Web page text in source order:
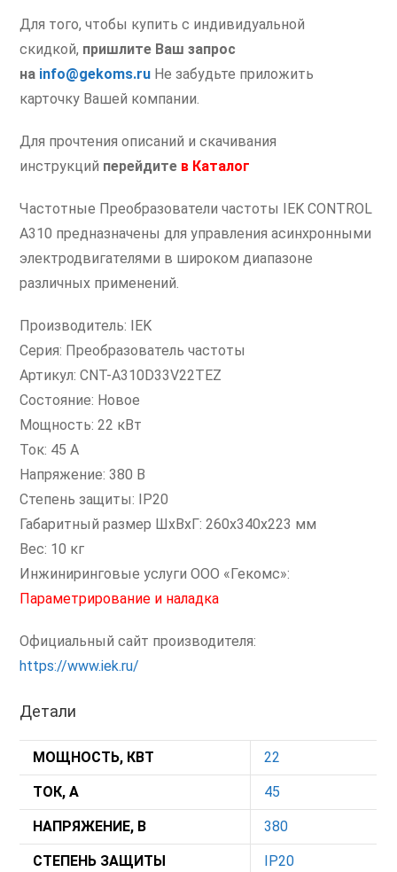
Для того, чтобы купить с индивидуальной
скидкой, пришлите Ваш запрос
на info@gekoms.ru Не забудьте приложить
карточку Вашей компании.
Для прочтения описаний и скачивания
инструкций перейдите в Каталог
Частотные Преобразователи частоты IEK CONTROL
A310 предназначены для управления асинхронными
электродвигателями в широком диапазоне
различных применений.
Производитель: IEK
Серия: Преобразователь частоты
Артикул: CNT-A310D33V22TEZ
Состояние: Новое
Мощность: 22 кВт
Ток: 45 А
Напряжение: 380 В
Степень защиты: IP20
Габаритный размер ШхВхГ: 260x340x223 мм
Вес: 10 кг
Инжиниринговые услуги ООО «Гекомс»:
Параметрирование и наладка
Официальный сайт производителя:
https://www.iek.ru/
Детали
МОЩНОСТЬ, КВТ 22
ТОК, А 45
НАПРЯЖЕНИЕ, В 380
СТЕПЕНЬ ЗАЩИТЫ IP20